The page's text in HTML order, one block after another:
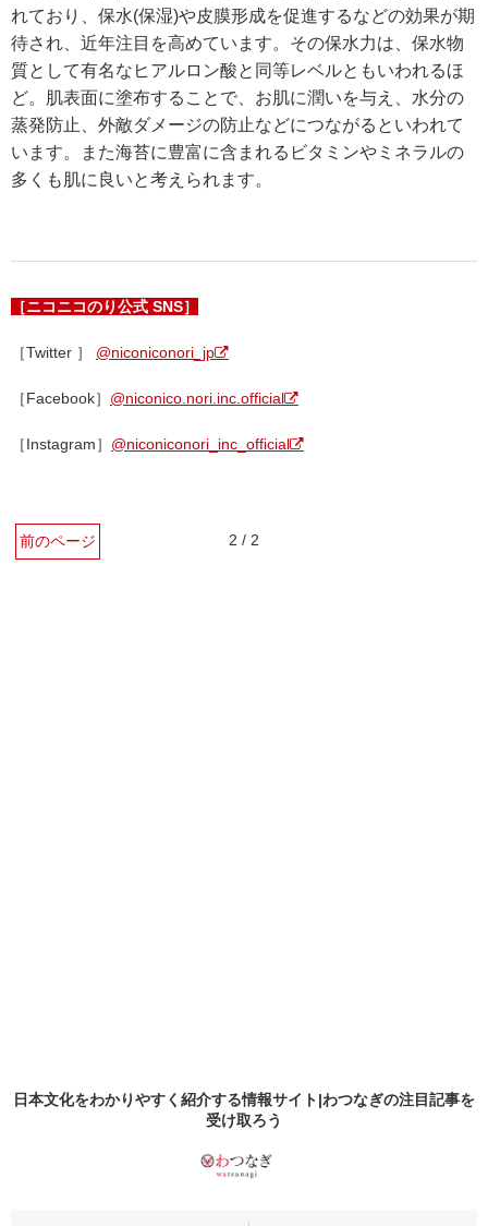
れており、保水(保湿)や皮膜形成を促進するなどの効果が期
待され、近年注目を高めています。その保水力は、保水物
質として有名なヒアルロン酸と同等レベルともいわれるほ
ど。肌表面に塗布することで、お肌に潤いを与え、水分の
蒸発防止、外敵ダメージの防止などにつながるといわれて
います。また海苔に豊富に含まれるビタミンやミネラルの
多くも肌に良いと考えられます。
［ニコニコのり公式 SNS］
［Twitter ］ @niconiconori_jp
［Facebook］ @niconico.nori.inc.official
［Instagram］ @niconiconori_inc_official
前のページ 2 / 2
日本文化をわかりやすく紹介する情報サイト|わつなぎの注目記事を
受け取ろう